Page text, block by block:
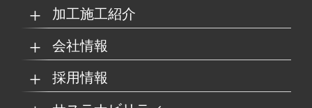
MKブランド製品 新商品紹介
取扱製品情報
加工施工紹介
グループの総合力 乗り物
会社情報
会社概要 経営理念
採用情報